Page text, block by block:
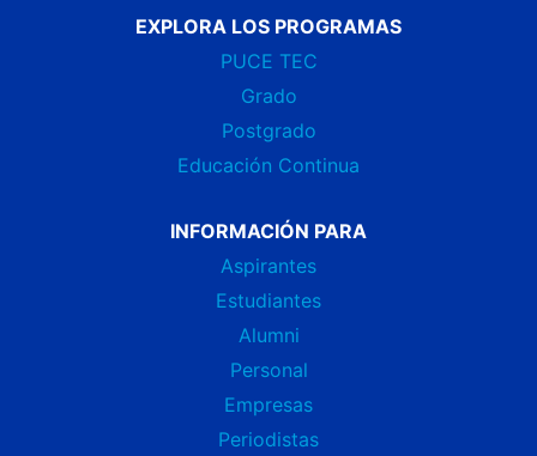
EXPLORA LOS PROGRAMAS
PUCE TEC
Grado
Postgrado
Educación Continua
INFORMACIÓN PARA
Aspirantes
Estudiantes
Alumni
Personal
Empresas
Periodistas